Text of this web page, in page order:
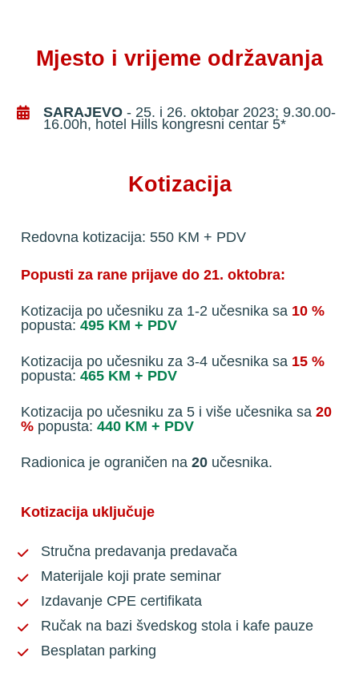
Mjesto i vrijeme održavanja
SARAJEVO - 25. i 26. oktobar 2023; 9.30.00-
16.00h, hotel Hills kongresni centar 5*
Kotizacija
Redovna kotizacija: 550 KM + PDV
Popusti za rane prijave do 21. oktobra:
Kotizacija po učesniku za 1-2 učesnika sa 10 %
popusta: 495 KM + PDV
Kotizacija po učesniku za 3-4 učesnika sa 15 %
popusta: 465 KM + PDV
Kotizacija po učesniku za 5 i više učesnika sa 20
% popusta: 440 KM + PDV
Radionica je ograničen na 20 učesnika.
Kotizacija uključuje
Stručna predavanja predavača
Materijale koji prate seminar
Izdavanje CPE certifikata
Ručak na bazi švedskog stola i kafe pauze
Besplatan parking